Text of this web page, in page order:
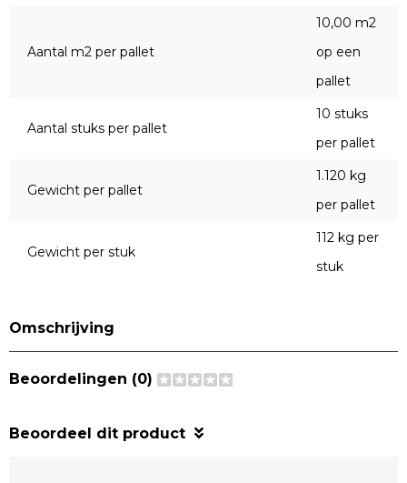
Aantal m2 per pallet
10,00 m2
op een
pallet
Aantal stuks per pallet
10 stuks
per pallet
Gewicht per pallet
1.120 kg
per pallet
Gewicht per stuk
112 kg per
stuk
Omschrijving
Beoordelingen (0)
Beoordeel dit product